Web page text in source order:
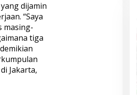
dijamin
“Saya
masing-
tiga
Jakarta,